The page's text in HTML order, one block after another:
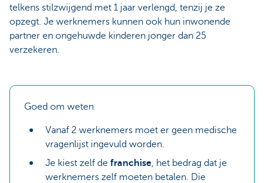
telkens stilzwijgend met 1 jaar verlengd, tenzij je ze
opzegt. Je werknemers kunnen ook hun inwonende
partner en ongehuwde kinderen jonger dan 25
verzekeren.
Goed om weten
Vanaf 2 werknemers moet er geen medische
vragenlijst ingevuld worden.
Je kiest zelf de franchise, het bedrag dat je
werknemers zelf moeten betalen. Die